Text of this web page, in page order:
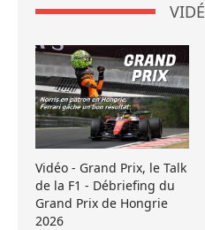
Vidéo - Grand Prix, le Talk
de la F1 - Débriefing du
Grand Prix de Hongrie
2026